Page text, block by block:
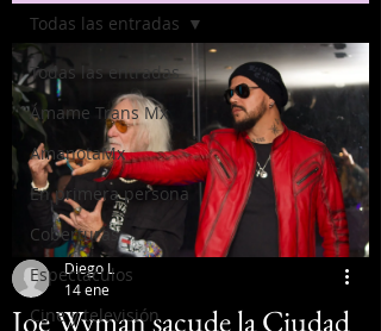
Todas las entradas
Ámame Trans Mx
AmanotaMx
En primera persona
Coberturas
Espectáculos
Cine y televisión
Todas las entradas
Joe Wyman sacude la Ciudad
Diego L
14 ene